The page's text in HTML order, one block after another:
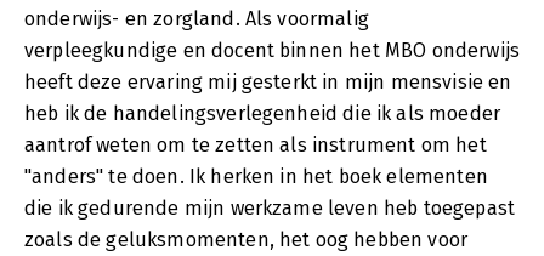
onderwijs- en zorgland. Als voormalig
verpleegkundige en docent binnen het MBO onderwijs
heeft deze ervaring mij gesterkt in mijn mensvisie en
heb ik de handelingsverlegenheid die ik als moeder
aantrof weten om te zetten als instrument om het
"anders" te doen. Ik herken in het boek elementen
die ik gedurende mijn werkzame leven heb toegepast
zoals de geluksmomenten, het oog hebben voor